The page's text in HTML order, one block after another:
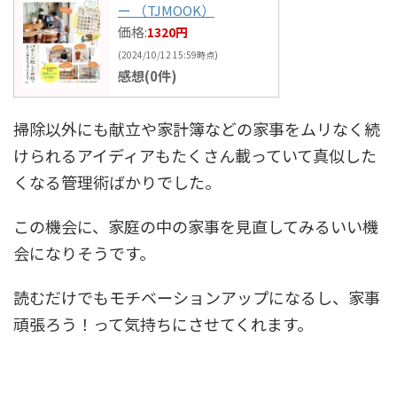
ー （TJMOOK）
価格:1320円
(2024/10/12 15:59時点)
感想(0件)
掃除以外にも献立や家計簿などの家事をムリなく続
けられるアイディアもたくさん載っていて真似した
くなる管理術ばかりでした。
この機会に、家庭の中の家事を見直してみるいい機
会になりそうです。
読むだけでもモチベーションアップになるし、家事
頑張ろう！って気持ちにさせてくれます。